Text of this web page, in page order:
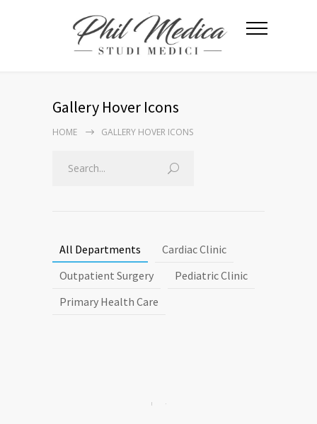
Gallery Hover Icons
HOME GALLERY HOVER ICONS
All Departments
Cardiac Clinic
Outpatient Surgery
Pediatric Clinic
Primary Health Care